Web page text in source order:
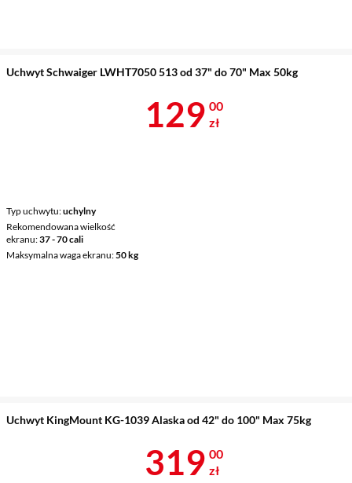
Uchwyt Schwaiger LWHT7050 513 od 37" do 70" Max 50kg
Typ uchwytu uchylny
Rekomendowana wielkość
ekranu 37 - 70 cali
Maksymalna waga ekranu 50 kg
Cena 129 zł
129 00
zł
Uchwyt KingMount KG-1039 Alaska od 42" do 100" Max 75kg
Cena 319 zł
319 00
zł